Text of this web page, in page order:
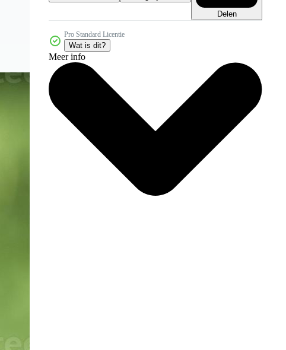
Delen
Pro Standard Licentie
Wat is dit?
Meer info